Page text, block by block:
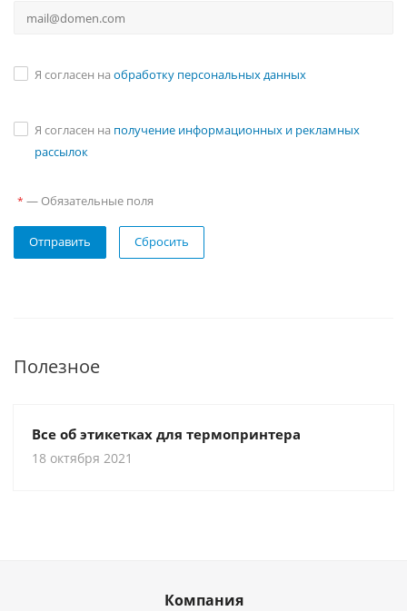
Я согласен на обработку персональных данных
Я согласен на получение информационных и рекламных
рассылок
* — Обязательные поля
Отправить Сбросить
Полезное
Все об этикетках для термопринтера
18 октября 2021
Компания